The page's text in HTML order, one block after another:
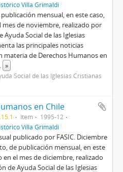
Villa Grimaldi
mensual, en este caso,
mes de noviembre, realizado por
Ayuda Social de las Iglesias
las principales noticias
materia de Derechos Humanos en
»
Social de las Iglesias Cristianas
en Chile
Item
1995-12
Villa Grimaldi
publicado por FASIC. Diciembre
de publicación mensual, en este
en el mes de diciembre, realizado
de Ayuda Social de las Iglesias